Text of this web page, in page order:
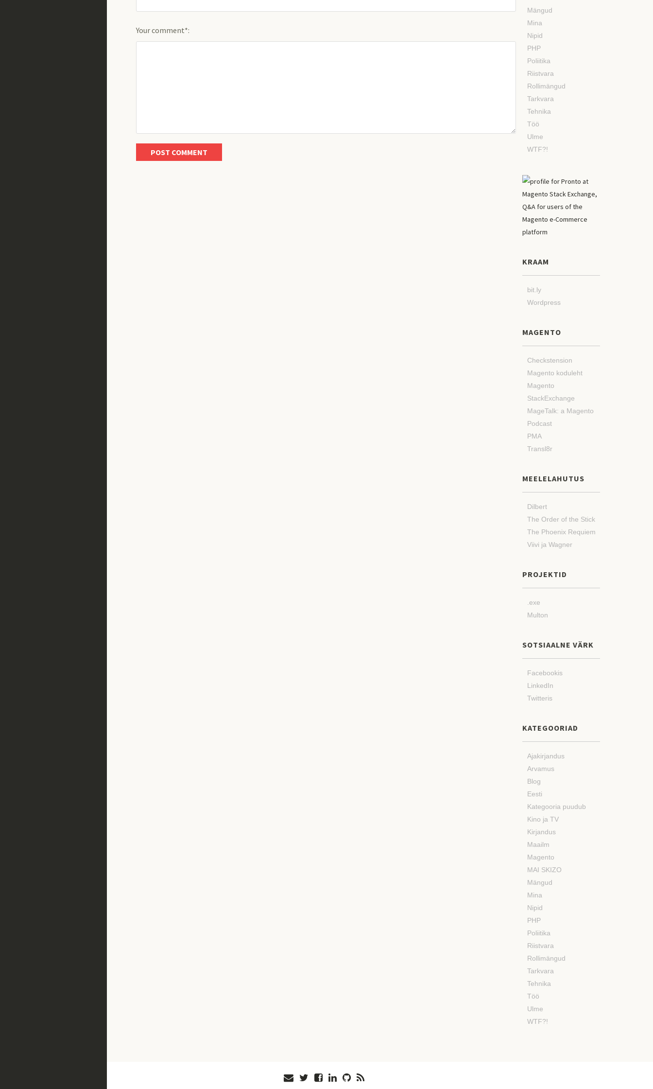
Your comment*:
Mängud
Mina
Nipid
PHP
Poliitika
Riistvara
Rollimängud
Tarkvara
Tehnika
Töö
Ulme
WTF?!
KRAAM
bit.ly
Wordpress
MAGENTO
Checkstension
Magento koduleht
Magento
StackExchange
MageTalk: a Magento
Podcast
PMA
Transl8r
MEELELAHUTUS
Dilbert
The Order of the Stick
The Phoenix Requiem
Viivi ja Wagner
PROJEKTID
.exe
Multon
SOTSIAALNE VÄRK
Facebookis
LinkedIn
Twitteris
KATEGOORIAD
Ajakirjandus
Arvamus
Blog
Eesti
Kategooria puudub
Kino ja TV
Kirjandus
Maailm
Magento
MAI SKIZO
Mängud
Mina
Nipid
PHP
Poliitika
Riistvara
Rollimängud
Tarkvara
Tehnika
Töö
Ulme
WTF?!